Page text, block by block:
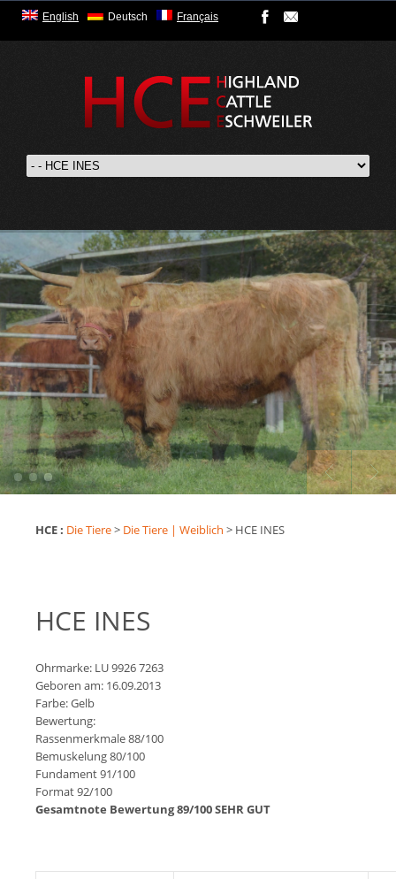
English Deutsch Français
HCE : Die Tiere> Die Tiere | Weiblich > HCE INES
HCE INES
Ohrmarke: LU 9926 7263
Geboren am: 16.09.2013
Farbe: Gelb
Bewertung:
Rassenmerkmale 88/100
Bemuskelung 80/100
Fundament 91/100
Format 92/100
Gesamtnote Bewertung 89/100 SEHR GUT